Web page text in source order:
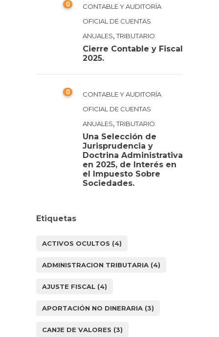
0
CONTABLE Y AUDITORÍA
OFICIAL DE CUENTAS
ANUALES,TRIBUTARIO
Cierre Contable y Fiscal
2025.
0
CONTABLE Y AUDITORÍA
OFICIAL DE CUENTAS
ANUALES,TRIBUTARIO
Una Selección de
Jurisprudencia y
Doctrina Administrativa
en 2025, de Interés en
el Impuesto Sobre
Sociedades.
Etiquetas
ACTIVOS OCULTOS (4)
ADMINISTRACION TRIBUTARIA (4)
AJUSTE FISCAL (4)
APORTACIÓN NO DINERARIA (3)
CANJE DE VALORES (3)